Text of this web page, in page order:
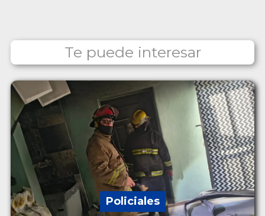
Te puede interesar
Policiales